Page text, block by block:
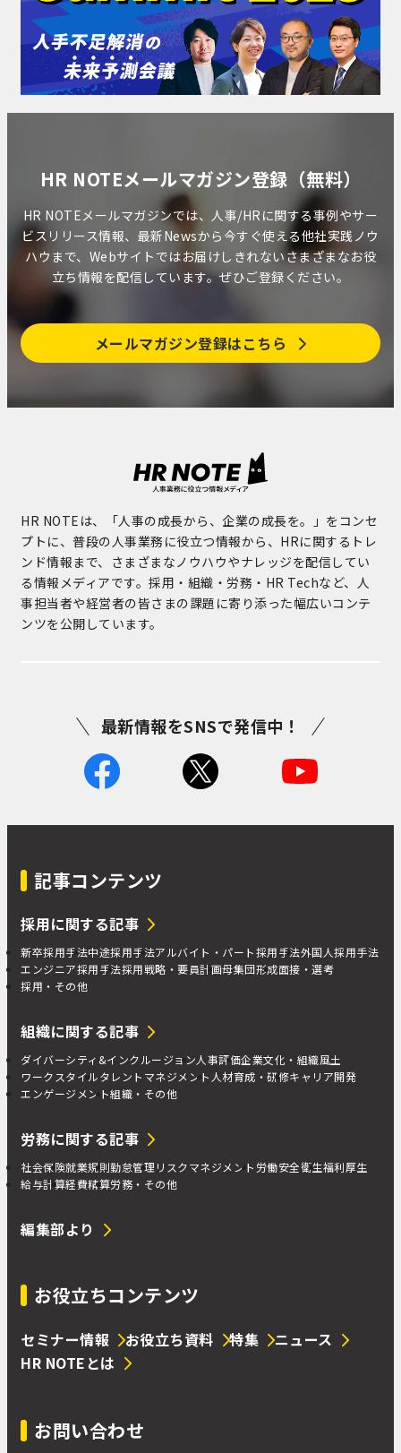
HR NOTEメールマガジン登録（無料）
HR NOTEメールマガジンでは、人事/HRに関する事例やサー
ビスリリース情報、最新Newsから今すぐ使える他社実践ノウ
ハウまで、Webサイトではお届けしきれないさまざまなお役
立ち情報を配信しています。ぜひご登録ください。
メールマガジン登録はこちら
HR NOTEは、「人事の成長から、企業の成長を。」をコンセ
プトに、普段の人事業務に役立つ情報から、HRに関するトレ
ンド情報まで、さまざまなノウハウやナレッジを配信してい
る情報メディアです。採用・組織・労務・HR Techなど、人
事担当者や経営者の皆さまの課題に寄り添った幅広いコンテ
ンツを公開しています。
最新情報をSNSで発信中！
記事コンテンツ
採用に関する記事
新卒採用手法中途採用手法アルバイト・パート採用手法外国人採用手法
エンジニア採用手法採用戦略・要員計画母集団形成面接・選考
採用・その他
組織に関する記事
ダイバーシティ&インクルージョン人事評価企業文化・組織風土
ワークスタイルタレントマネジメント 人材育成・研修キャリア開発
エンゲージメント組織・その他
労務に関する記事
社会保険就業規則勤怠管理 リスクマネジメント 労働安全衛生福利厚生
給与計算経費精算労務・その他
編集部より
お役立ちコンテンツ
セミナー情報 お役立ち資料 特集
ニュース
HR NOTEとは
お問い合わせ